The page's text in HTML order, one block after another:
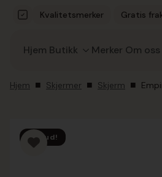
Kvalitetsmerker
Gratis
Hjem Butikk Merker Om oss
Hjem Skjermer Skjerm
Tilbud!